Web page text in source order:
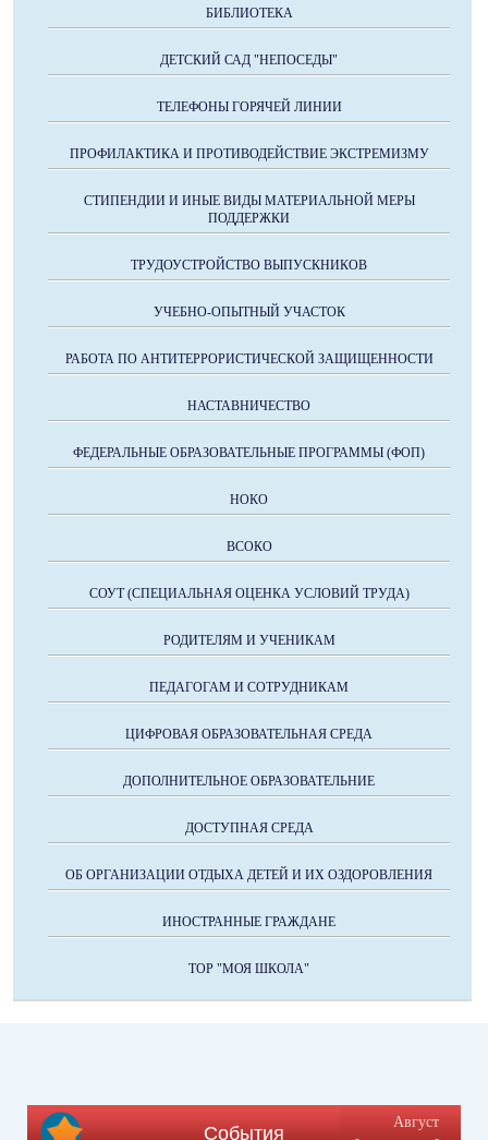
БИБЛИОТЕКА
ДЕТСКИЙ САД "НЕПОСЕДЫ"
ТЕЛЕФОНЫ ГОРЯЧЕЙ ЛИНИИ
ПРОФИЛАКТИКА И ПРОТИВОДЕЙСТВИЕ ЭКСТРЕМИЗМУ
СТИПЕНДИИ И ИНЫЕ ВИДЫ МАТЕРИАЛЬНОЙ МЕРЫ
ПОДДЕРЖКИ
ТРУДОУСТРОЙСТВО ВЫПУСКНИКОВ
УЧЕБНО-ОПЫТНЫЙ УЧАСТОК
РАБОТА ПО АНТИТЕРРОРИСТИЧЕСКОЙ ЗАЩИЩЕННОСТИ
НАСТАВНИЧЕСТВО
ФЕДЕРАЛЬНЫЕ ОБРАЗОВАТЕЛЬНЫЕ ПРОГРАММЫ (ФОП)
НОКО
ВСОКО
СОУТ (СПЕЦИАЛЬНАЯ ОЦЕНКА УСЛОВИЙ ТРУДА)
РОДИТЕЛЯМ И УЧЕНИКАМ
ПЕДАГОГАМ И СОТРУДНИКАМ
ЦИФРОВАЯ ОБРАЗОВАТЕЛЬНАЯ СРЕДА
ДОПОЛНИТЕЛЬНОЕ ОБРАЗОВАТЕЛЬНИЕ
ДОСТУПНАЯ СРЕДА
ОБ ОРГАНИЗАЦИИ ОТДЫХА ДЕТЕЙ И ИХ ОЗДОРОВЛЕНИЯ
ИНОСТРАННЫЕ ГРАЖДАНЕ
ТОР "МОЯ ШКОЛА"
События
Август